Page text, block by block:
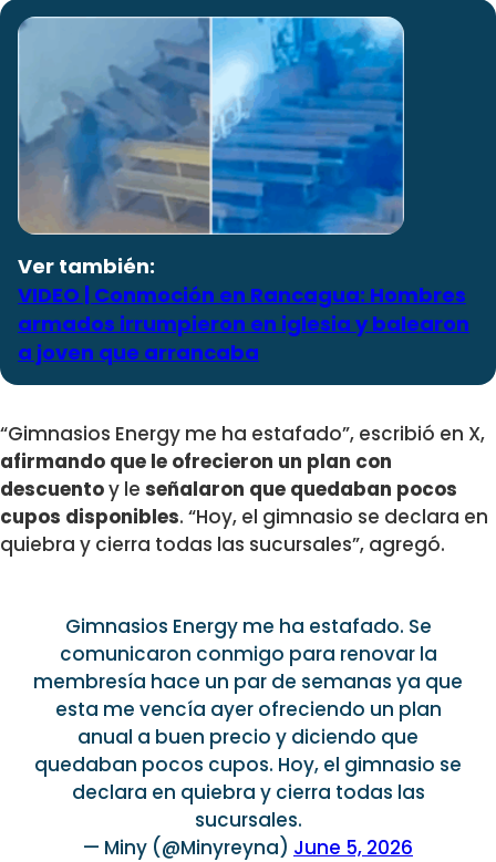
Ver también:
VIDEO | Conmoción en Rancagua: Hombres
armados irrumpieron en iglesia y balearon
a joven que arrancaba
“Gimnasios Energy me ha estafado”, escribió en X,
afirmando que le ofrecieron un plan con
descuentoy le señalaron que quedaban pocos
cupos disponibles. “Hoy, el gimnasio se declara en
quiebra y cierra todas las sucursales”, agregó.
Gimnasios Energy me ha estafado. Se
comunicaron conmigo para renovar la
membresía hace un par de semanas ya que
esta me vencía ayer ofreciendo un plan
anual a buen precio y diciendo que
quedaban pocos cupos. Hoy, el gimnasio se
declara en quiebra y cierra todas las
sucursales.
— Miny (@Minyreyna) June 5, 2026